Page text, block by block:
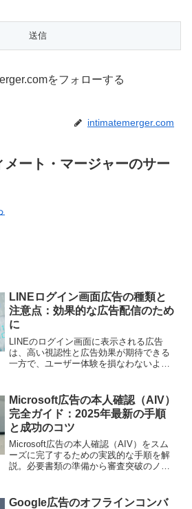
をフォローする
intimatemerger.com
ート・マージャーのサー
LINEログイン画面広告の種類と
注意点：効果的な広告配信のため
に
LINEのログイン画面に表示される広告
は、高い視認性と広告効果が期待できる
一方で、ユーザー体験を損なわないよう
な広告配信を行うための注意点を紹介し
ます。
Microsoft広告の本人確認（AIV）
完全ガイド：2025年最新の手順
と成功のコツ
Microsoft広告の本人確認（AIV）をスム
ーズに完了するための実践的な手順を解
説。必要書類の準備から審査突破のノウ
Google広告のオフラインコンバ